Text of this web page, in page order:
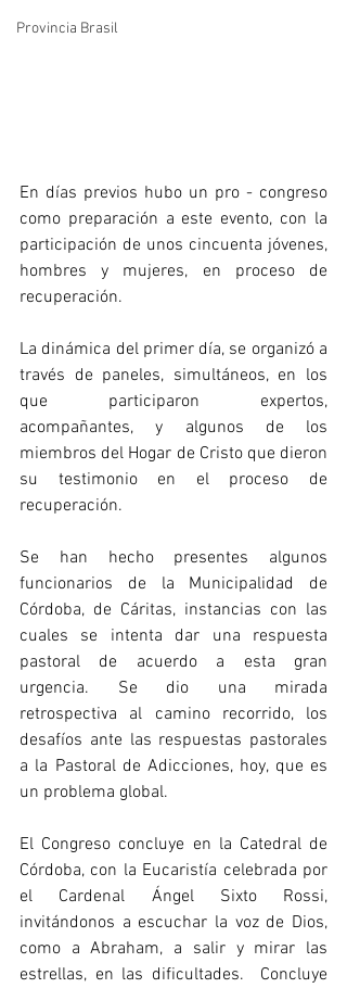
Provincia Brasil
En días previos hubo un pro - congreso
como preparación a este evento, con la
participación de unos cincuenta jóvenes,
hombres y mujeres, en proceso de
recuperación.
La dinámica del primer día, se organizó a
través de paneles, simultáneos, en los
que participaron expertos,
acompañantes, y algunos de los
miembros del Hogar de Cristo que dieron
su testimonio en el proceso de
recuperación.
Se han hecho presentes algunos
funcionarios de la Municipalidad de
Córdoba, de Cáritas, instancias con las
cuales se intenta dar una respuesta
pastoral de acuerdo a esta gran
urgencia. Se dio una mirada
retrospectiva al camino recorrido, los
desafíos ante las respuestas pastorales
a la Pastoral de Adicciones, hoy, que es
un problema global.
El Congreso concluye en la Catedral de
Córdoba, con la Eucaristía celebrada por
el Cardenal Ángel Sixto Rossi,
invitándonos a escuchar la voz de Dios,
como a Abraham, a salir y mirar las
estrellas, en las dificultades.  Concluye